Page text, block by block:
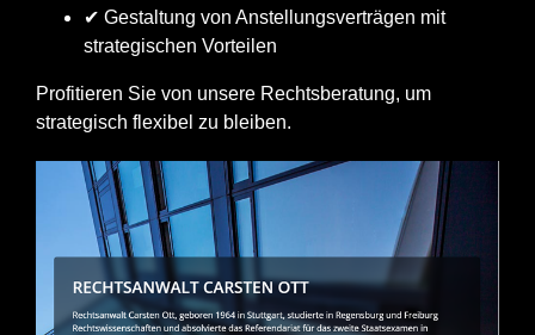
✔ Gestaltung von Anstellungsverträgen mit
strategischen Vorteilen
Profitieren Sie von unsere Rechtsberatung, um
strategisch flexibel zu bleiben.